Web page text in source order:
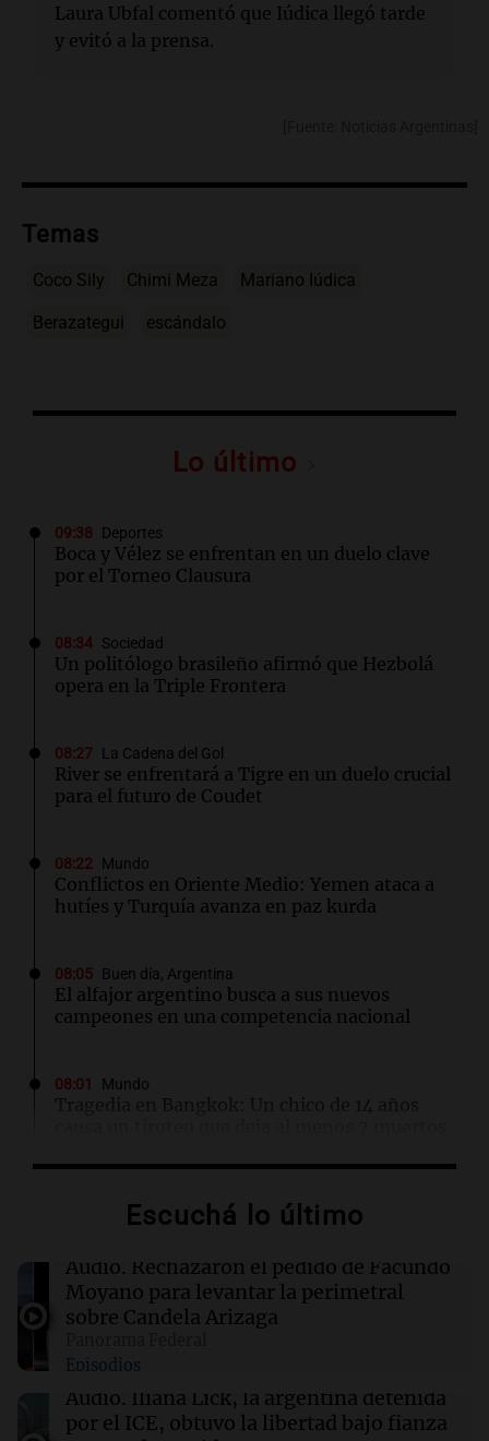
Laura Ubfal comentó que Iúdica llegó tarde
y evitó a la prensa.
Temas
Coco Sily Chimi Meza Mariano Iúdica
Berazategui escándalo
Lo último
09:38 Deportes
Boca y Vélez se enfrentan en un duelo clave
por el Torneo Clausura
08:34 Sociedad
Un politólogo brasileño afirmó que Hezbolá
opera en la Triple Frontera
08:27 La Cadena del Gol
River se enfrentará a Tigre en un duelo crucial
para el futuro de Coudet
08:22 Mundo
Conflictos en Oriente Medio: Yemen ataca a
hutíes y Turquía avanza en paz kurda
08:05 Buen día, Argentina
El alfajor argentino busca a sus nuevos
campeones en una competencia nacional
08:01 Mundo
Tragedia en Bangkok: Un chico de 14 años
Aldo Sessa: el fotógrafo argentino que captura
07:54 Buen día, Argentina
Jugueterías en transformación: crece la venta
07:44 Sociedad
Rechazaron el pedido de Facundo Moyano
Escuchá lo último
Audio. Rechazaron el pedido de Facundo
Moyano para levantar la perimetral
sobre Candela Arizaga
Episodios
Audio. Iliana Lick, la argentina detenida
por el ICE, obtuvo la libertad bajo fianza